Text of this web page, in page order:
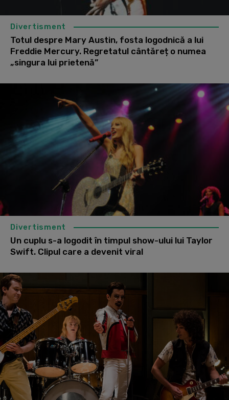
Divertisment
Totul despre Mary Austin, fosta logodnică a lui
Freddie Mercury. Regretatul cântăreț o numea
„singura lui prietenă”
Divertisment
Un cuplu s-a logodit în timpul show-ului lui Taylor
Swift. Clipul care a devenit viral